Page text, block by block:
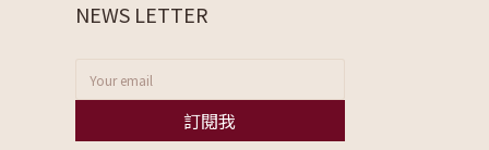
NEWS LETTER
訂閱我